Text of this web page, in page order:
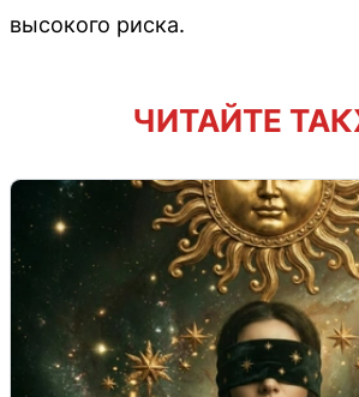
высокого риска.
ЧИТАЙТЕ